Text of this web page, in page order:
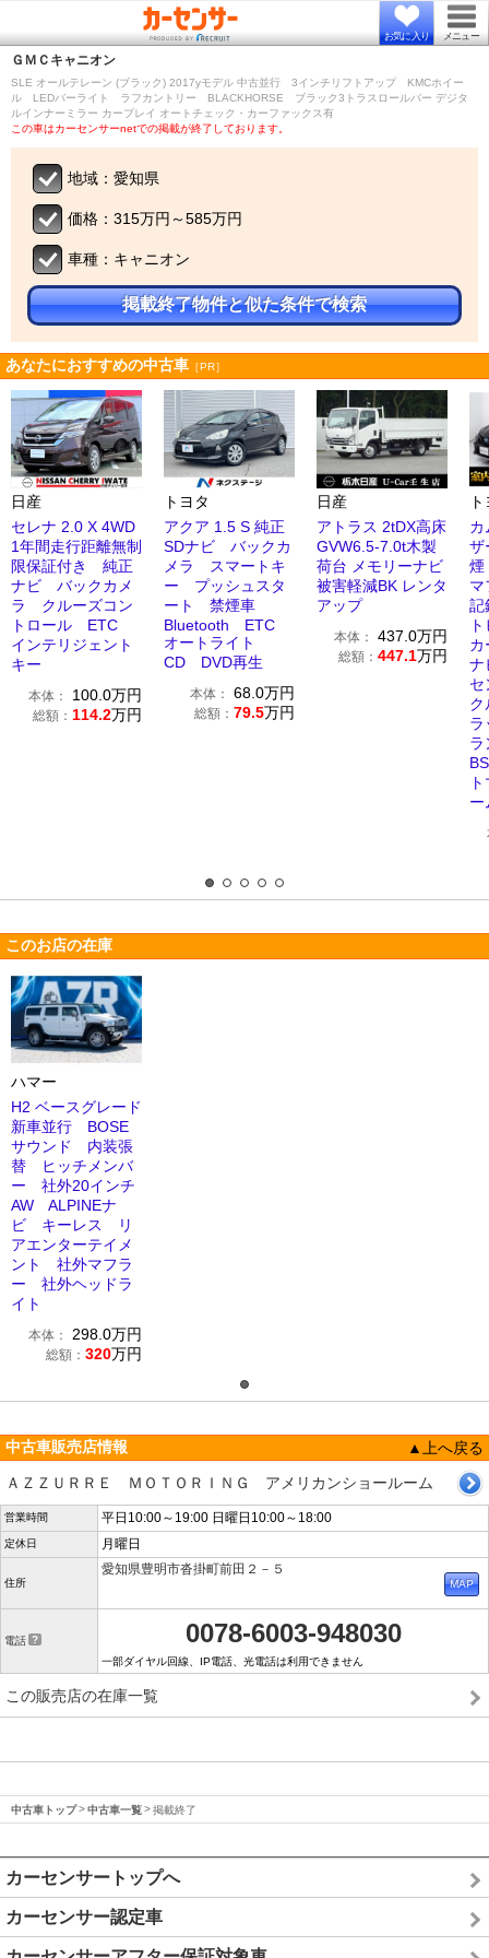
お気に入り メニュー
ＧＭＣ キャニオン
SLE オールテレーン (ブラック) 2017yモデル 中古並行 3インチリフトアップ KMCホイー
ル LEDバーライト ラフカントリー BLACKHORSE ブラック3トラスロールバー デジタ
ルインナーミラー カープレイ オートチェック・カーファックス有
この車はカーセンサーnetでの掲載が終了しております。
地域：愛知県
価格：315万円～585万円
車種：キャニオン
掲載終了物件と似た条件で検索
あなたにおすすめの中古車 ［PR］
日産
セレナ 2.0 X 4WD
1年間走行距離無制
限保証付き 純正
ナビ バックカメ
ラ クルーズコン
トロール ETC
インテリジェント
キー
本体： 100.0万円
総額： 114.2万円
トヨタ
アクア 1.5 S 純正
SDナビ バックカ
メラ スマートキ
ー プッシュスタ
ート 禁煙車
Bluetooth ETC
オートライト
CD DVD再生
本体： 68.0万円
総額： 79.5万円
日産
アトラス 2tDX高床
GVW6.5-7.0t木製
荷台 メモリーナビ
被害軽減BK レンタ
アップ
本体： 437.0万円
総額： 447.1万円
カ
ザ
カ
ナ
ー
このお店の在庫
ハマー
H2 ベースグレード
新車並行 BOSE
サウンド 内装張
替 ヒッチメンバ
ー 社外20インチ
AW ALPINEナ
ビ キーレス リ
アエンターテイメ
ント 社外マフラ
ー 社外ヘッドラ
イト
本体： 298.0万円
総額： 320万円
中古車販売店情報
▲上へ戻る
ＡＺＺＵＲＲＥ ＭＯＴＯＲＩＮＧ アメリカンショールーム
営業時間 平日10:00～19:00 日曜日10:00～18:00
定休日 月曜日
住所
愛知県豊明市沓掛町前田２－５
電話 0078-6003-948030
一部ダイヤル回線、IP電話、光電話は利用できません
この販売店の在庫一覧
中古車トップ 中古車一覧 掲載終了
カーセンサートップへ
カーセンサー認定車